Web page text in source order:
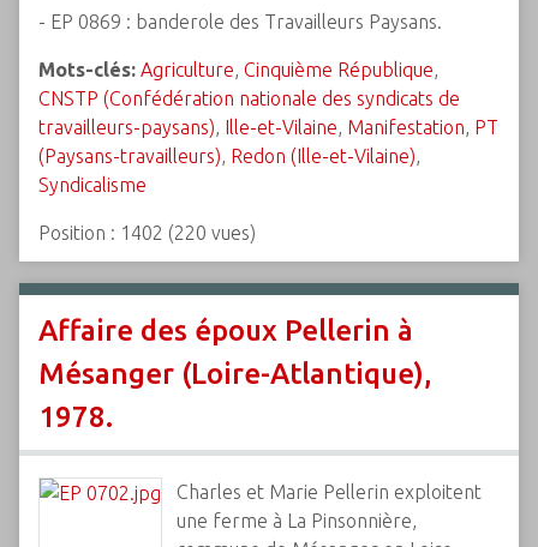
- EP 0869 : banderole des Travailleurs Paysans.
Mots-clés: Agriculture, Cinquième République,
CNSTP (Confédération nationale des syndicats de
travailleurs-paysans), Ille-et-Vilaine, Manifestation, PT
(Paysans-travailleurs), Redon (Ille-et-Vilaine),
Syndicalisme
Position : 1402 (220 vues)
Affaire des époux Pellerin à
Mésanger (Loire-Atlantique),
1978.
Charles et Marie Pellerin exploitent
une ferme à La Pinsonnière,